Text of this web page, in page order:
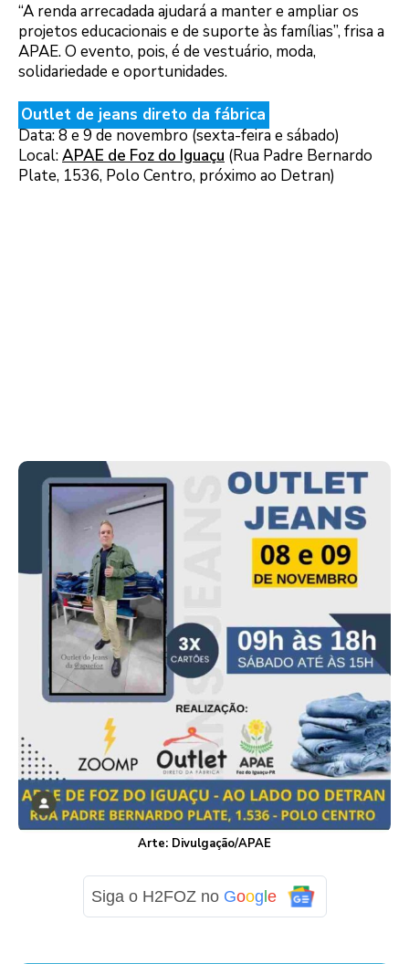
“A renda arrecadada ajudará a manter e ampliar os
projetos educacionais e de suporte às famílias”, frisa a
APAE. O evento, pois, é de vestuário, moda,
solidariedade e oportunidades.
Outlet de jeans direto da fábrica
Data: 8 e 9 de novembro (sexta-feira e sábado)
Local:APAE de Foz do Iguaçu (Rua Padre Bernardo
Plate, 1536, Polo Centro, próximo ao Detran)
Arte: Divulgação/APAE
Siga o H2FOZ no Google